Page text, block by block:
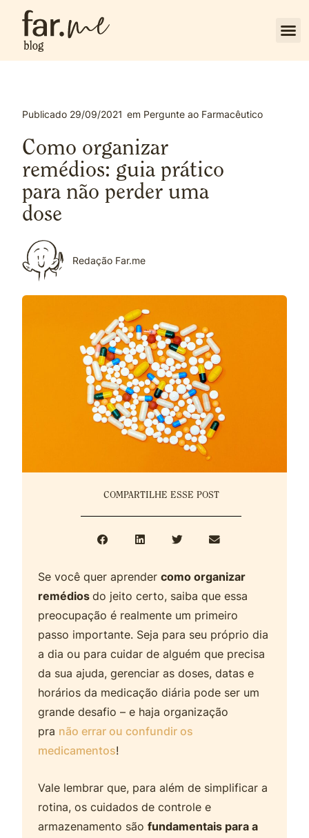
Publicado 29/09/2021 em Pergunte ao Farmacêutico
Como organizar
remédios: guia prático
para não perder uma
dose
Redação Far.me
COMPARTILHE ESSE POST
Se você quer aprendercomo organizar
remédiosdo jeito certo, saiba que essa
preocupação é realmente um primeiro
passo importante. Seja para seu próprio dia
a dia ou para cuidar de alguém que precisa
da sua ajuda, gerenciar as doses, datas e
horários da medicação diária pode ser um
grande desafio – e haja organização
pra não errar ou confundir os
medicamentos!
Vale lembrar que, para além de simplificar a
rotina, os cuidados de controle e
armazenamento sãofundamentais para a